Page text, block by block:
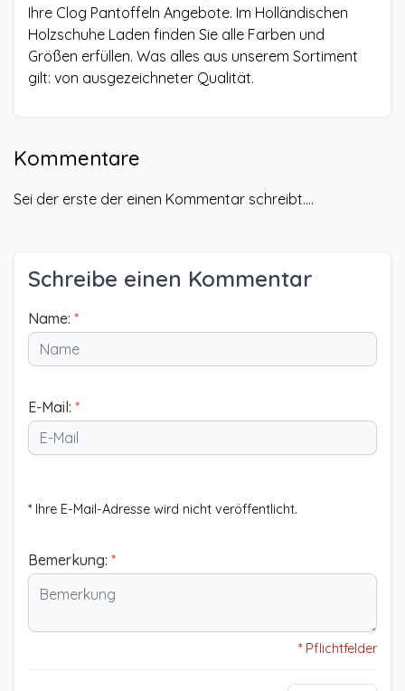
Ihre Clog Pantoffeln Angebote. Im Holländischen
Holzschuhe Laden finden Sie alle Farben und
Größen erfüllen. Was alles aus unserem Sortiment
gilt: von ausgezeichneter Qualität.
Kommentare
Sei der erste der einen Kommentar schreibt....
Schreibe einen Kommentar
Name: *
E-Mail: *
* Ihre E-Mail-Adresse wird nicht veröffentlicht.
Bemerkung: *
* Pflichtfelder